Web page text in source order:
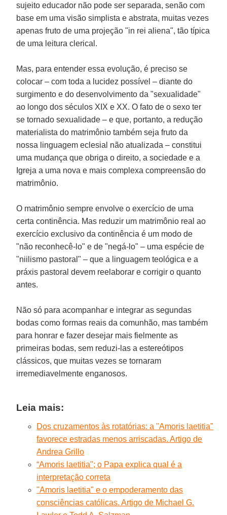
sujeito educador não pode ser separada, senão com
base em uma visão simplista e abstrata, muitas vezes
apenas fruto de uma projeção "in rei aliena", tão típica
de uma leitura clerical.
Mas, para entender essa evolução, é preciso se
colocar – com toda a lucidez possível – diante do
surgimento e do desenvolvimento da "sexualidade"
ao longo dos séculos XIX e XX. O fato de o sexo ter
se tornado sexualidade – e que, portanto, a redução
materialista do matrimônio também seja fruto da
nossa linguagem eclesial não atualizada – constitui
uma mudança que obriga o direito, a sociedade e a
Igreja a uma nova e mais complexa compreensão do
matrimônio.
O matrimônio sempre envolve o exercício de uma
certa continência. Mas reduzir um matrimônio real ao
exercício exclusivo da continência é um modo de
"não reconhecê-lo" e de "negá-lo" – uma espécie de
"niilismo pastoral" – que a linguagem teológica e a
práxis pastoral devem reelaborar e corrigir o quanto
antes.
Não só para acompanhar e integrar as segundas
bodas como formas reais da comunhão, mas também
para honrar e fazer desejar mais fielmente as
primeiras bodas, sem reduzi-las a estereótipos
clássicos, que muitas vezes se tornaram
irremediavelmente enganosos.
Leia mais:
Dos cruzamentos às rotatórias: a "Amoris laetitia"
favorece estradas menos arriscadas. Artigo de
Andrea Grillo
“Amoris laetitia"; o Papa explica qual é a
interpretação correta
"Amoris laetitia" e o empoderamento das
consciências católicas. Artigo de Michael G.